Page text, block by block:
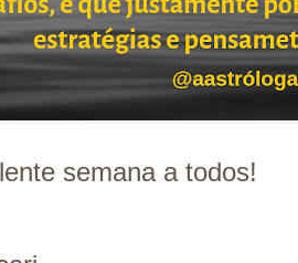
semana a todos!